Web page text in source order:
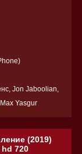
Jon Jaboolian,
Yasgur
(2019)
720